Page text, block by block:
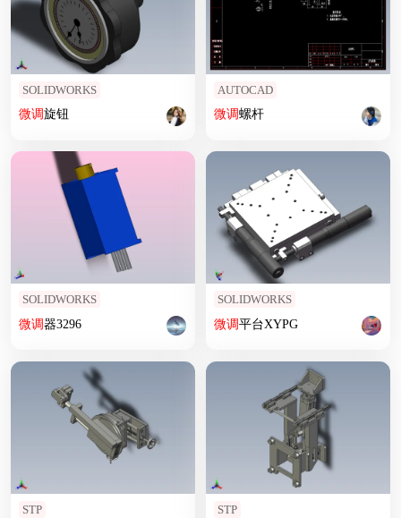
SOLIDWORKS
微调旋钮
AUTOCAD
微调螺杆
SOLIDWORKS
微调器3296
SOLIDWORKS
微调平台XYPG
STP STP